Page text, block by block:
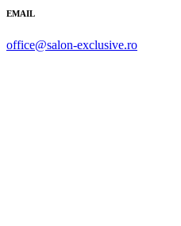
EMAIL
office@salon-exclusive.ro